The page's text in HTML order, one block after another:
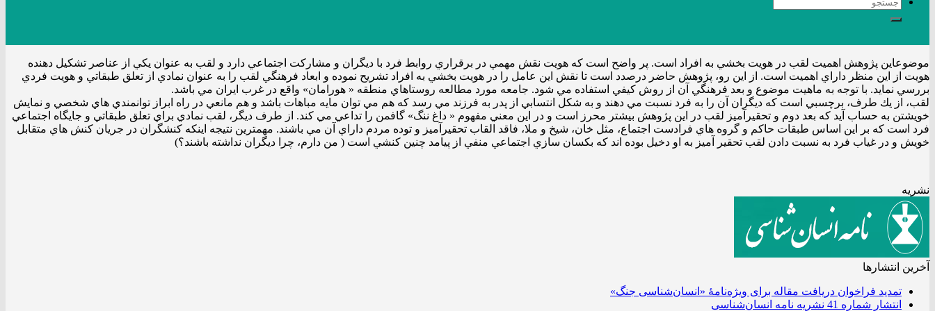
موضوعاين پژوهش اهميت لقب در هويت بخشي به افراد است. پر واضح است كه هويت نقش مهمي در برقراري روابط فرد با ديگران و مشاركت اجتماعي دارد و لقب به عنوان يكي از عناصر تشكيل دهنده
هويت از اين منظر داراي اهميت است. از اين رو، پژوهش حاضر درصدد است تا نقش اين عامل را در هويت بخشي به افراد تشريح نموده و ابعاد فرهنگي لقب را به عنوان نمادي از تعلق طبقاتي و هويت فردي
بررسي نمايد. با توجه به ماهيت موضوع و بعد فرهنگي آن از روش كيفي استفاده مي شود. جامعه مورد مطالعه روستاهاي منطقه « هورامان» واقع در غرب ايران مي باشد.
لقب، از يك طرف، برچسبي است كه ديگران آن را به فرد نسبت مي دهند و به شكل انتسابي از پدر به فرزند مي رسد كه هم مي توان مايه مباهات باشد و هم مانعي در راه ابراز توانمندي هاي شخصي و نمايش
خويشتن به حساب آيد كه بعد دوم و تحقيرآميز لقب در اين پژوهش بيشتر محرز است و در اين معني مفهوم « داغ ننگ» گافمن را تداعي مي كند. از طرف ديگر، لقب نمادي براي تعلق طبقاتي و جايگاه اجتماعي
فرد است كه بر اين اساس طبقات حاكم و گروه هاي فرادست اجتماع، مثل خان، شيخ و ملا، فاقد القاب تحقيرآميز و توده مردم داراي آن مي باشند. مهمترين نتيجه اينكه كنشگران در جريان كنش هاي متقابل
خويش و در غياب فرد به نسبت دادن لقب تحقير آميز به او دخيل بوده اند كه بكسان سازي اجتماعي منفي از پيامد چنين كنشي است ( من دارم، چرا ديگران نداشته باشند؟)
نشریه
آخرین انتشار‌ها
تمدید فراخوان دریافت مقاله برای ویژه‌نامۀ «انسان‌شناسی جنگ»
انتشار شماره 41 نشریه نامه انسان‌شناسی